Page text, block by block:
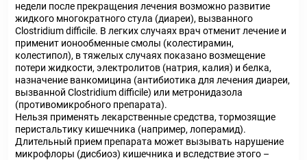
недели после прекращения лечения возможно развитие
жидкого многократного стула (диареи), вызванного
Clostridium difficile. В легких случаях врач отменит лечение и
применит ионообменные смолы (колестирамин,
колестипол), в тяжелых случаях показано возмещение
потери жидкости, электролитов (натрия, калия) и белка,
назначение ванкомицина (антибиотика для лечения диареи,
вызванной Clostridium difficile) или метронидазола
(противомикробного препарата).
Нельзя применять лекарственные средства, тормозящие
перистальтику кишечника (например, лоперамид).
Длительный прием препарата может вызывать нарушение
микрофлоры (дисбиоз) кишечника и вследствие этого –